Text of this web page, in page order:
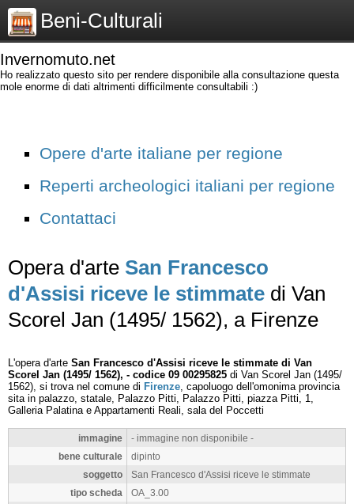
Beni-Culturali
Invernomuto.net
Ho realizzato questo sito per rendere disponibile alla consultazione questa
mole enorme di dati altrimenti difficilmente consultabili :)
Opere d'arte italiane per regione
Reperti archeologici italiani per regione
Contattaci
Opera d'arte San Francesco
d'Assisi riceve le stimmate di Van
Scorel Jan (1495/ 1562), a Firenze
L'opera d'arte San Francesco d'Assisi riceve le stimmate di Van
Scorel Jan (1495/ 1562), - codice 09 00295825 di Van Scorel Jan (1495/
1562), si trova nel comune di Firenze , capoluogo dell'omonima provincia
sita in palazzo, statale, Palazzo Pitti, Palazzo Pitti, piazza Pitti, 1,
Galleria Palatina e Appartamenti Reali, sala del Poccetti
immagine
- immagine non disponibile -
bene culturale
dipinto
soggetto
San Francesco d'Assisi riceve le stimmate
tipo scheda
OA_3.00